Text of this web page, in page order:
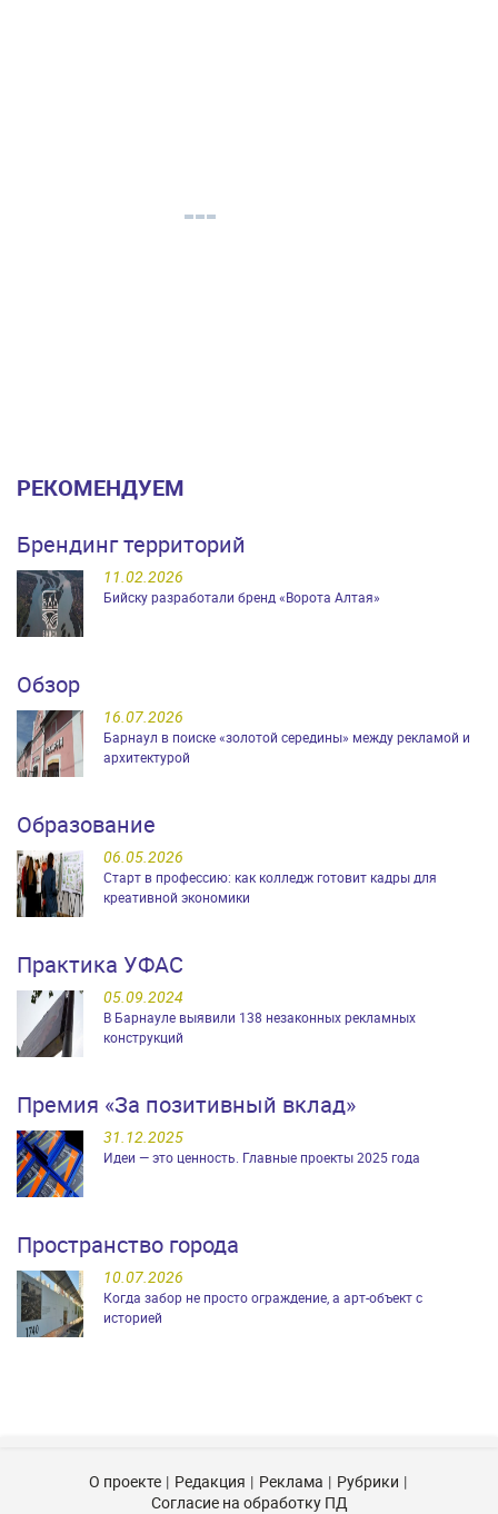
РЕКОМЕНДУЕМ
Брендинг территорий
11.02.2026
Бийску разработали бренд «Ворота Алтая»
Обзор
16.07.2026
Барнаул в поиске «золотой середины» между рекламой и
архитектурой
Образование
06.05.2026
Старт в профессию: как колледж готовит кадры для
креативной экономики
Практика УФАС
05.09.2024
В Барнауле выявили 138 незаконных рекламных
конструкций
Премия «За позитивный вклад»
31.12.2025
Идеи — это ценность. Главные проекты 2025 года
Пространство города
10.07.2026
Когда забор не просто ограждение, а арт-объект с
историей
О проекте Редакция Реклама
Рубрики
Согласие на обработку ПД